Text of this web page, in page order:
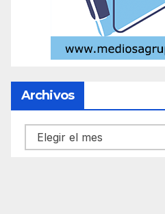
Archivos
Archivos